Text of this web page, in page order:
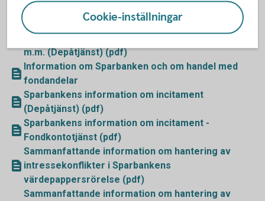
Swedbanks riktlinjer för utförande av order (pdf)
Information om Sparbanken och Swedbank samt
om förvaring och handel med finansiella instrument
m.m. (Depåtjänst) (pdf)
Information om Sparbanken och om handel med
fondandelar
Sparbankens information om incitament
(Depåtjänst) (pdf)
Sparbankens information om incitament -
Fondkontotjänst (pdf)
Sammanfattande information om hantering av
intressekonflikter i Sparbankens
värdepappersrörelse (pdf)
Sammanfattande information om hantering av
Cookie-inställningar